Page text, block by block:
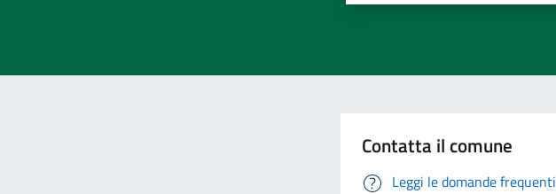
Contatta il comune
Leggi le domande frequenti